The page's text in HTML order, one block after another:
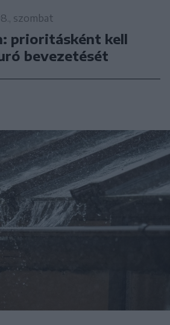
szombat
prioritásként kell
bevezetését